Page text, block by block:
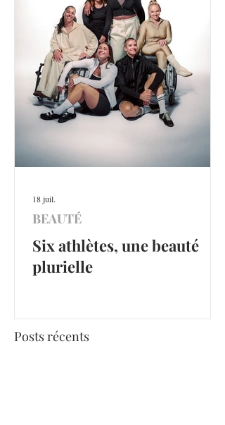
Six athlètes, une beauté
plurielle
BEAUTÉ
18 juil.
Posts récents